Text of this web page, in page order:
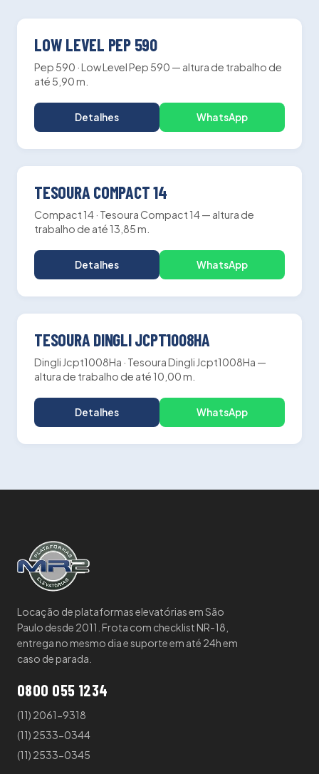
PLATAFORMA TESOURA
LOW LEVEL PEP 590
Pep 590 · Low Level Pep 590 — altura de trabalho de
até 5,90 m.
Detalhes WhatsApp
PLATAFORMA TESOURA
13.85m
ALTURA
TESOURA COMPACT 14
Compact 14 · Tesoura Compact 14 — altura de
trabalho de até 13,85 m.
Detalhes WhatsApp
PLATAFORMA TESOURA
10.00m
ALTURA
TESOURA DINGLI JCPT1008HA
Dingli Jcpt1008Ha · Tesoura Dingli Jcpt1008Ha —
altura de trabalho de até 10,00 m.
Detalhes WhatsApp
Locação de plataformas elevatórias em São
Paulo desde 2011. Frota com checklist NR-18,
entrega no mesmo dia e suporte em até 24h em
caso de parada.
0800 055 1234
(11) 2061-9318
(11) 2533-0344
(11) 2533-0345